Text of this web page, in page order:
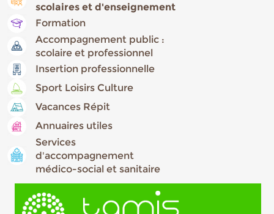
scolaires et d'enseignement
Formation
Accompagnement public :
scolaire et professionnel
Insertion professionnelle
Sport Loisirs Culture
Vacances Répit
Annuaires utiles
Services
d'accompagnement
médico-social et sanitaire